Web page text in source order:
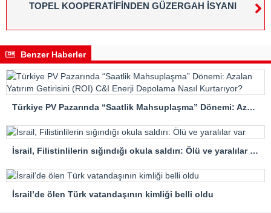
TOPEL KOOPERATİFİNDEN GÜZERGAH İSYANI
Benzer Haberler
Türkiye PV Pazarında “Saatlik Mahsuplaşma” Dönemi: Azalan Yatırım Getirisini (ROI) C&I Enerji Depolama Nasıl Kurtarıyor?
İsrail, Filistinlilerin sığındığı okula saldırı: Ölü ve yaralılar var
İsrail’de ölen Türk vatandaşının kimliği belli oldu